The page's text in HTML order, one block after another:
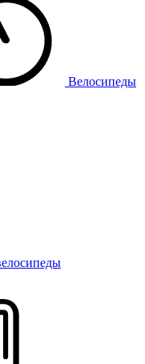
Велосипеды